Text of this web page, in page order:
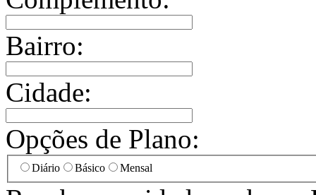
Bairro:
Cidade:
Opções de Plano:
Diário Básico Mensal